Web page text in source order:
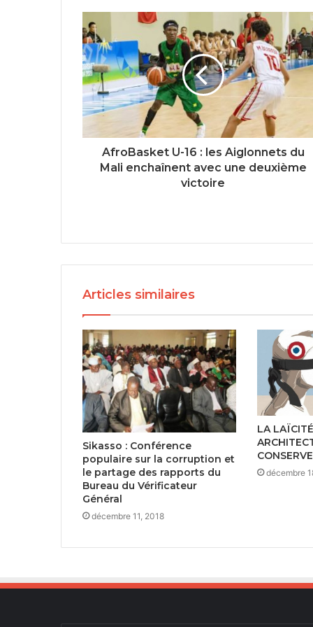
AfroBasket U-16 : les Aiglonnets du
Mali enchaînent avec une deuxième
victoire
Articles similaires
Sikasso : Conférence
populaire sur la corruption et
le partage des rapports du
Bureau du Vérificateur
Général
décembre 11, 2018
LA
décembre